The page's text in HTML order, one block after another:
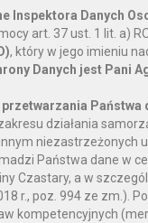
Inspektora Danych
art. 37 ust. 1 lit. a)
, który w jego imieniu
Danych jest Pani
przetwarzania Państwa
działania
niezastrzeżonych
Państwa dane w
Czastary, a w
r., poz. 994 ze zm.).
kompetencyjnych